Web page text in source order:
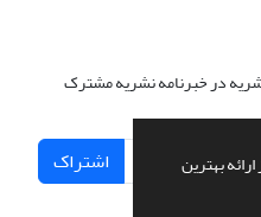
بهترین
در خبرنامه نشریه مشترک
اشتراک